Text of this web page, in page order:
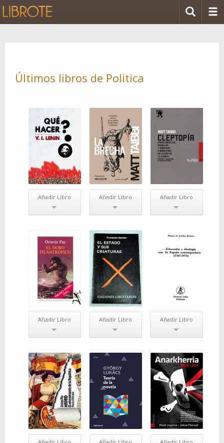
Últimos libros de Politica
Añadir Libro Añadir Libro Añadir Libro
Añadir Libro Añadir Libro Añadir Libro